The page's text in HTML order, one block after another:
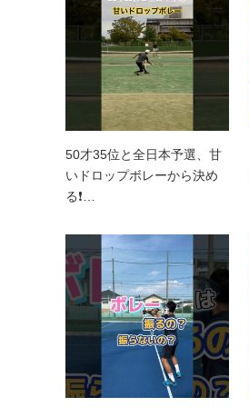
50才35位と全日本予選、甘
いドロップボレーから決め
る❗…